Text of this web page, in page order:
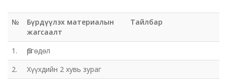
№
Бүрдүүлэх материалын
жагсаалт
Тайлбар
1.
Өргөдөл
2.
Хүүхдийн 2 хувь зураг